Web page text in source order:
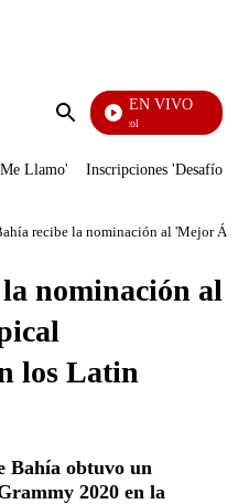
Enviar
EN VIVO
Noticias Caracol
Llamo' Inscripciones 'Desafío'
recibe la nominación al 'Mejor
nominación al
los Latin
Bahía obtuvo un
2020 en la